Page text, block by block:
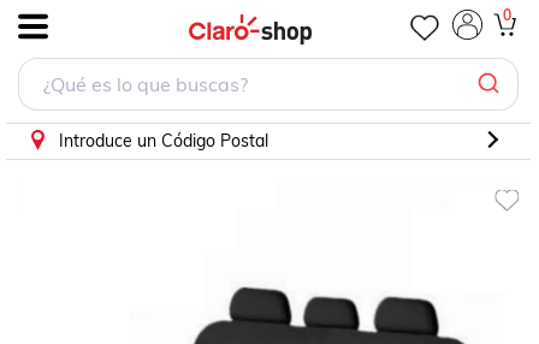
0
Introduce un Código Postal
Kit Cubre Asientos Coche Estilo Mariposa Grueso Universal